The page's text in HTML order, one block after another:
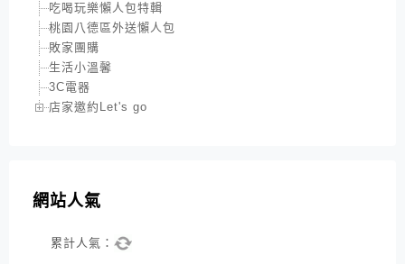
吃喝玩樂懶人包特輯
桃園八德區外送懶人包
敗家團購
生活小溫馨
3C電器
店家邀約Let's go
網站人氣
累計人氣：